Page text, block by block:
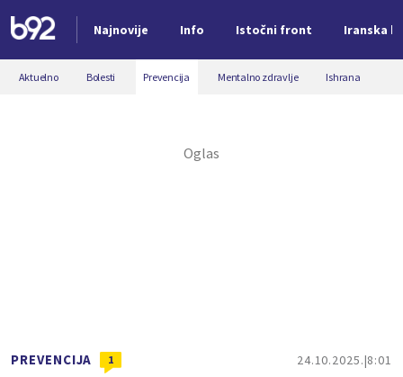
Najnovije Info Istočni front Iranska
Nova vest
Aktuelno Bolesti Prevencija Mentalno zdravlje Ishrana
PREVENCIJA 1 24.10.2025. 8:01